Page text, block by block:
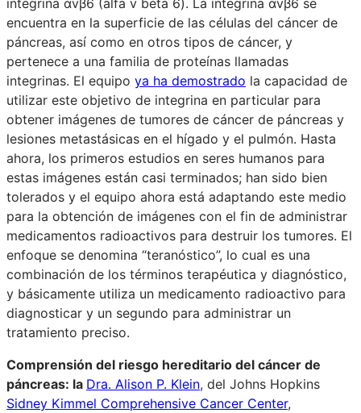
encuentra en la superficie de las células del cáncer de
páncreas, así como en otros tipos de cáncer, y
pertenece a una familia de proteínas llamadas
integrinas. El equipo ya ha demostrado la capacidad de
utilizar este objetivo de integrina en particular para
obtener imágenes de tumores de cáncer de páncreas y
lesiones metastásicas en el hígado y el pulmón. Hasta
ahora, los primeros estudios en seres humanos para
estas imágenes están casi terminados; han sido bien
tolerados y el equipo ahora está adaptando este medio
para la obtención de imágenes con el fin de administrar
medicamentos radioactivos para destruir los tumores. El
enfoque se denomina “teranóstico”, lo cual es una
combinación de los términos terapéutica y diagnóstico,
y básicamente utiliza un medicamento radioactivo para
diagnosticar y un segundo para administrar un
tratamiento preciso.
Comprensión del riesgo hereditario del cáncer de
páncreas: la Dra. Alison P. Klein, del Johns Hopkins
Sidney Kimmel Comprehensive Cancer Center,